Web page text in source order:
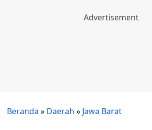
Beranda » Daerah » Jawa Barat